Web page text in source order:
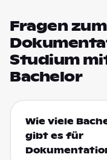
Fragen zum
Studium
Bachelor
Wie viele
gibt es für